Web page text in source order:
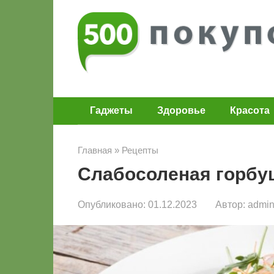
Гаджеты Здоровье Красота
Главная » Рецепты
Слабосоленая
Опубликовано: 01.12.2023 Автор: admin